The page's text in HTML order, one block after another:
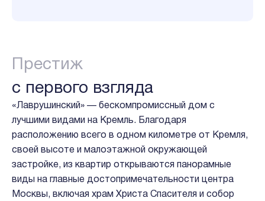
Престиж
с первого взгляда
«Лаврушинский» — бескомпромиссный дом с
лучшими видами на Кремль. Благодаря
расположению всего в одном километре от Кремля,
своей высоте и малоэтажной окружающей
застройке, из квартир открываются панорамные
виды на главные достопримечательности центра
Москвы, включая храм Христа Спасителя и собор